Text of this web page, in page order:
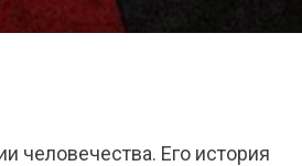
человечества. Его история